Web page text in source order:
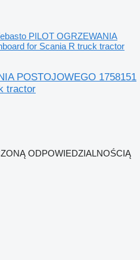
PILOT OGRZEWANIA
for Scania R truck tractor
POSTOJOWEGO 1758151
tractor
ODPOWIEDZIALNOŚCIĄ